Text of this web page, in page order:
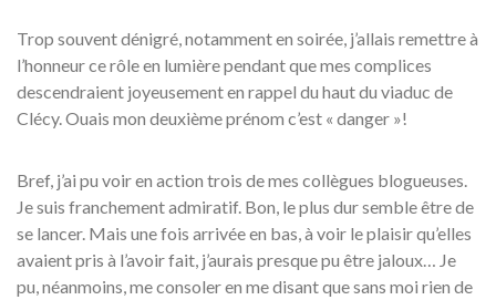
Trop souvent dénigré, notamment en soirée, j’allais remettre à
l’honneur ce rôle en lumière pendant que mes complices
descendraient joyeusement en rappel du haut du viaduc de
Clécy. Ouais mon deuxième prénom c’est « danger »!
Bref, j’ai pu voir en action trois de mes collègues blogueuses.
Je suis franchement admiratif. Bon, le plus dur semble être de
se lancer. Mais une fois arrivée en bas, à voir le plaisir qu’elles
avaient pris à l’avoir fait, j’aurais presque pu être jaloux… Je
pu, néanmoins, me consoler en me disant que sans moi rien de